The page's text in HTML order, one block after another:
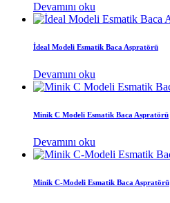
Devamını oku
İdeal Modeli Esmatik Baca Aspratörü
Devamını oku
Minik C Modeli Esmatik Baca Aspratörü
Devamını oku
Minik C-Modeli Esmatik Baca Aspratörü